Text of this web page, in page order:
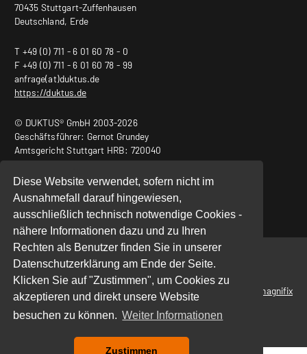
Diese Website verwendet, sofern nicht im
Ausnahmefall darauf hingewiesen,
ausschließlich technisch notwendige Cookies -
nähere Informationen dazu und zu Ihren
Rechten als Benutzer finden Sie in unserer
Datenschutzerklärung am Ende der Seite.
Klicken Sie auf "Zustimmen", um Cookies zu
akzeptieren und direkt unsere Website
besuchen zu können. Weiter Informationen
Zustimmen
70435 Stuttgart-Zuffenhausen
Deutschland, Erde
T +49 (0) 711 - 6 01 60 78 - 0
F +49 (0) 711 - 6 01 60 78 - 99
anfrage(at)duktus.de
https://duktus.de
© DUKTUS® GmbH 2003-2026
Geschäftsführer: Gernot Grundey
Amtsgericht Stuttgart HRB: 720040
USt.-ID Nr.: DE240932011
Start|Datenschutz|Impressum
magnifix